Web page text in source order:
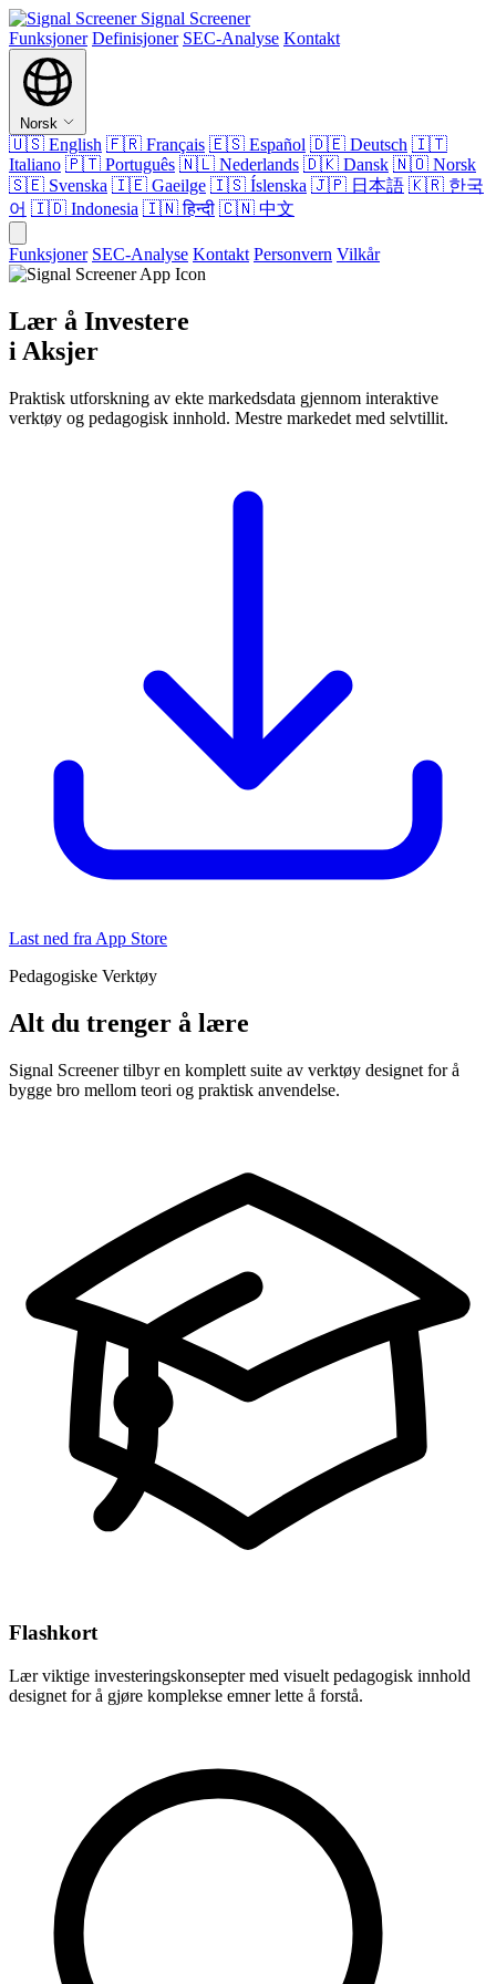
Signal Screener
Funksjoner Definisjoner SEC-Analyse Kontakt
Norsk
🇺🇸 English 🇫🇷 Français 🇪🇸 Español 🇩🇪 Deutsch 🇮🇹
Italiano 🇵🇹 Português 🇳🇱 Nederlands 🇩🇰 Dansk 🇳🇴 Norsk
🇸🇪 Svenska 🇮🇪 Gaeilge 🇮🇸 Íslenska 🇯🇵 日本語 🇰🇷 한국
어 🇮🇩 Indonesia 🇮🇳हिन्दी 🇨🇳 中文
Funksjoner SEC-Analyse Kontakt Personvern Vilkår
Lær å Investere
i Aksjer
Praktisk utforskning av ekte markedsdata gjennom interaktive
verktøy og pedagogisk innhold. Mestre markedet med selvtillit.
Last ned fra App Store
Pedagogiske Verktøy
Alt du trenger å lære
Signal Screener tilbyr en komplett suite av verktøy designet for å
bygge bro mellom teori og praktisk anvendelse.
Flashkort
Lær viktige investeringskonsepter med visuelt pedagogisk innhold
designet for å gjøre komplekse emner lette å forstå.